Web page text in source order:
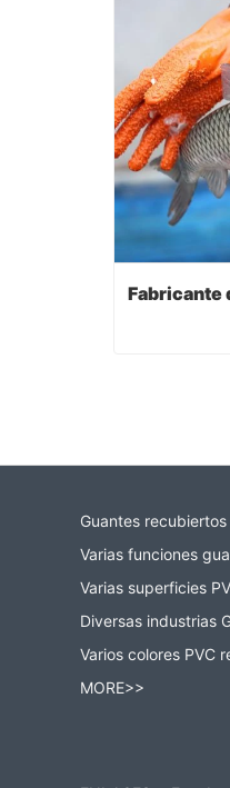
Guantes recubiertos
Varias superficies
Varios colores PVC
MORE>>